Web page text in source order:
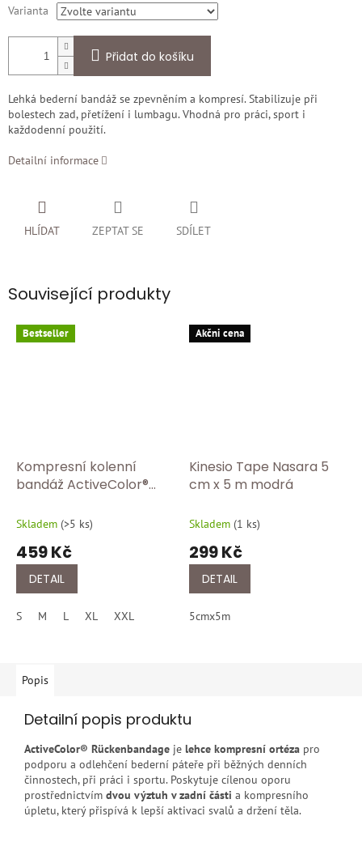
Varianta
Přidat do košíku
Lehká bederní bandáž se zpevněním a kompresí. Stabilizuje při
bolestech zad, přetížení i lumbagu. Vhodná pro práci, sport i
každodenní použití.
Detailní informace
ZEPTAT SE
HLÍDAT SDÍLET
Související produkty
Bestseller
Kompresní kolenní
bandáž ActiveColor®
Skladem (>5 ks)
459 Kč
DETAIL
S M L XL XXL
Akčni cena
Kinesio Tape Nasara 5
cm x 5 m modrá
Skladem (1 ks)
299 Kč
DETAIL
5cmx5m
Popis
Detailní popis produktu
ActiveColor® Rückenbandage je lehce kompresní ortéza pro
podporu a odlehčení bederní páteře při běžných denních
činnostech, při práci i sportu. Poskytuje cílenou oporu
prostřednictvím dvou výztuh v zadní části a kompresního
úpletu, který přispívá k lepší aktivaci svalů a držení těla.